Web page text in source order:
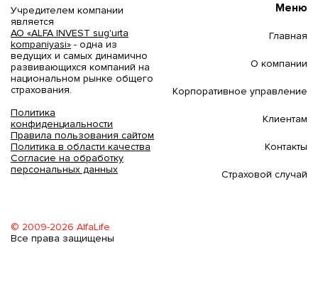
Учредителем компании
является
АО «ALFA INVEST sug'urta
kompaniyasi» - одна из
ведущих и самых динамично
развивающихся компаний на
национальном рынке общего
страхования.
Политика
конфиденциальности
Правила пользования сайтом
Политика в области качества
Согласие на обработку
персональных данных
© 2009-2026 AlfaLife
Все права защищены
Меню
Главная
О компании
Корпоративное управление
Клиентам
Контакты
Страховой случай